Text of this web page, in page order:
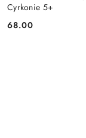
Cyrkonie 5+
Cena:
68.00